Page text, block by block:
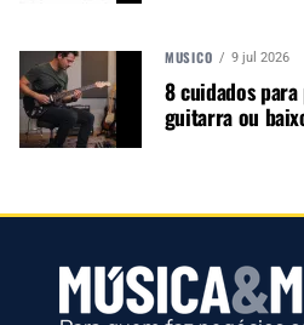
Sobre a Conecta+, ele dise:
MÚSICO 9 jul 2026
8 cuidados
guitarra ou